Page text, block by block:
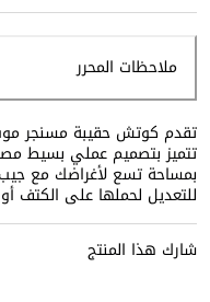
ملاحظات المحرر
تتميز بتصميم عملي بسيط
بمساحة تسع لأغراضك مع
للتعديل لحملها على الكتف
شارك هذا المنتج